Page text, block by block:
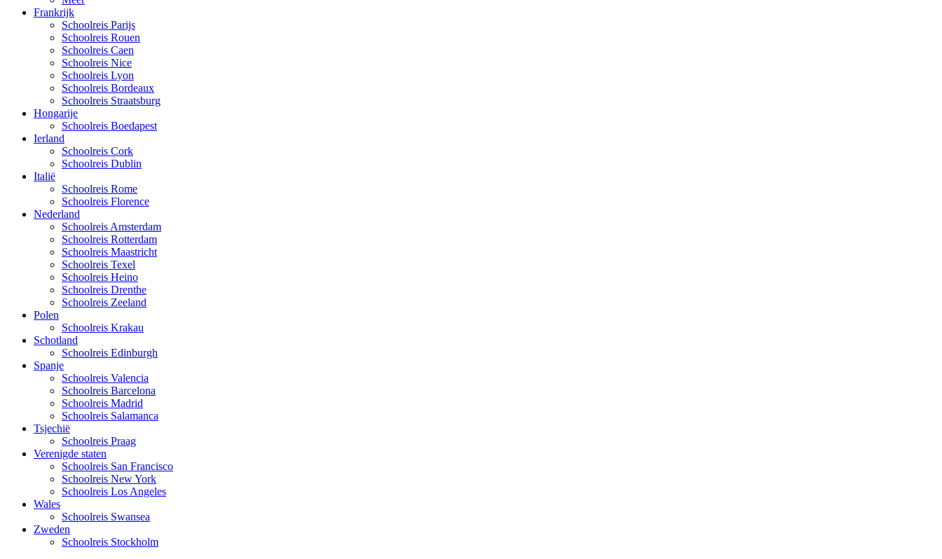
Frankrijk
Schoolreis Parijs
Schoolreis Rouen
Schoolreis Caen
Schoolreis Nice
Schoolreis Lyon
Schoolreis Bordeaux
Schoolreis Straatsburg
Hongarije
Schoolreis Boedapest
Ierland
Schoolreis Cork
Schoolreis Dublin
Italië
Schoolreis Rome
Schoolreis Florence
Nederland
Schoolreis Amsterdam
Schoolreis Rotterdam
Schoolreis Maastricht
Schoolreis Texel
Schoolreis Heino
Schoolreis Drenthe
Schoolreis Zeeland
Polen
Schoolreis Krakau
Schotland
Schoolreis Edinburgh
Spanje
Schoolreis Valencia
Schoolreis Barcelona
Schoolreis Madrid
Schoolreis Salamanca
Tsjechië
Schoolreis Praag
Verenigde staten
Schoolreis San Francisco
Schoolreis New York
Schoolreis Los Angeles
Wales
Schoolreis Swansea
Zweden
Schoolreis Stockholm